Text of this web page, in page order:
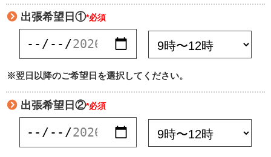
出張希望日①*必須
※翌日以降のご希望日を選択してください。
出張希望日②*必須